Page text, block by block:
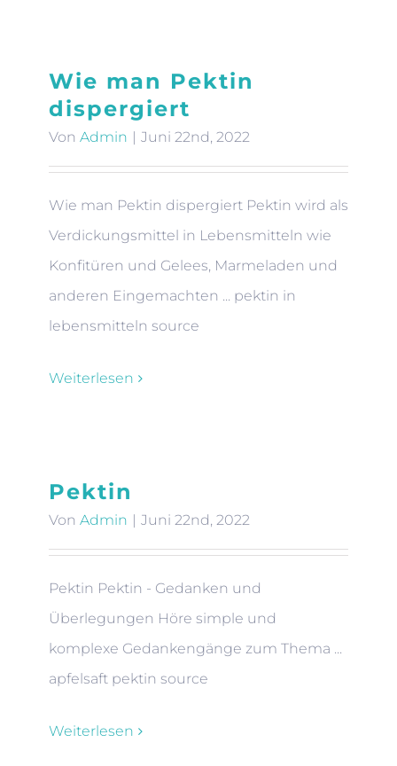
Wie man Pektin
dispergiert
Von Admin | Juni 22nd, 2022
Wie man Pektin dispergiert Pektin wird als
Verdickungsmittel in Lebensmitteln wie
Konfitüren und Gelees, Marmeladen und
anderen Eingemachten ... pektin in
lebensmitteln source
Weiterlesen
Pektin
Von Admin | Juni 22nd, 2022
Pektin Pektin - Gedanken und
Überlegungen Höre simple und
komplexe Gedankengänge zum Thema ...
apfelsaft pektin source
Weiterlesen